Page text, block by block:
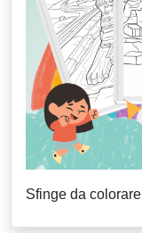
Sfinge da colorare